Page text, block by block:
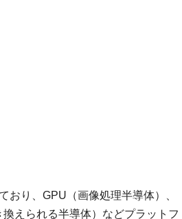
おり、GPU（画像処理半導体）、
えられる半導体）などプラットフ